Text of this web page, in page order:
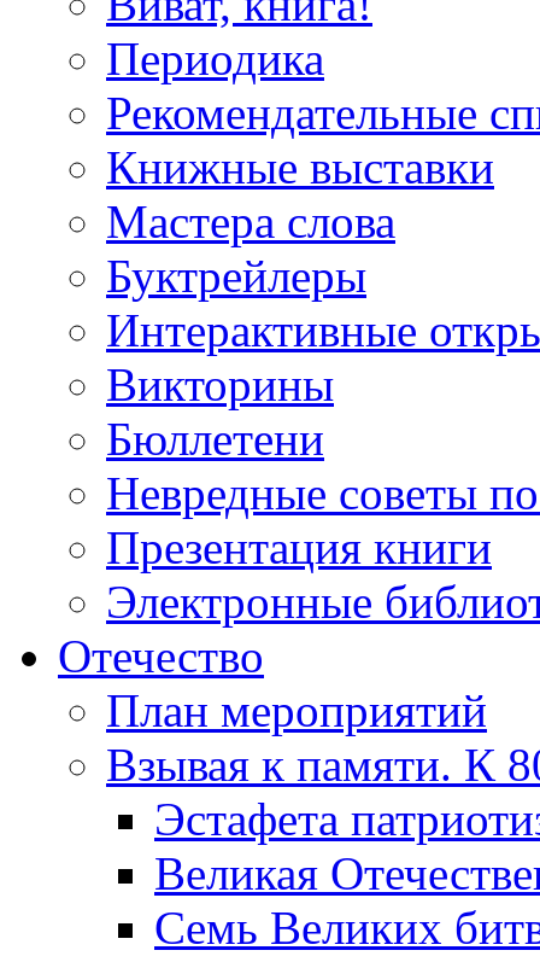
Периодика
Рекомендательные
Книжные выставки
Мастера слова
Буктрейлеры
Интерактивные
Викторины
Бюллетени
Невредные советы
Презентация книги
Электронные
Отечество
План мероприятий
Взывая к памяти. К
Эcтафета
Великая
Семь Великих